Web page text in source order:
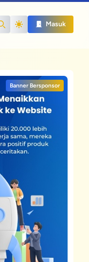
Search
Masuk
Banner Bersponsor